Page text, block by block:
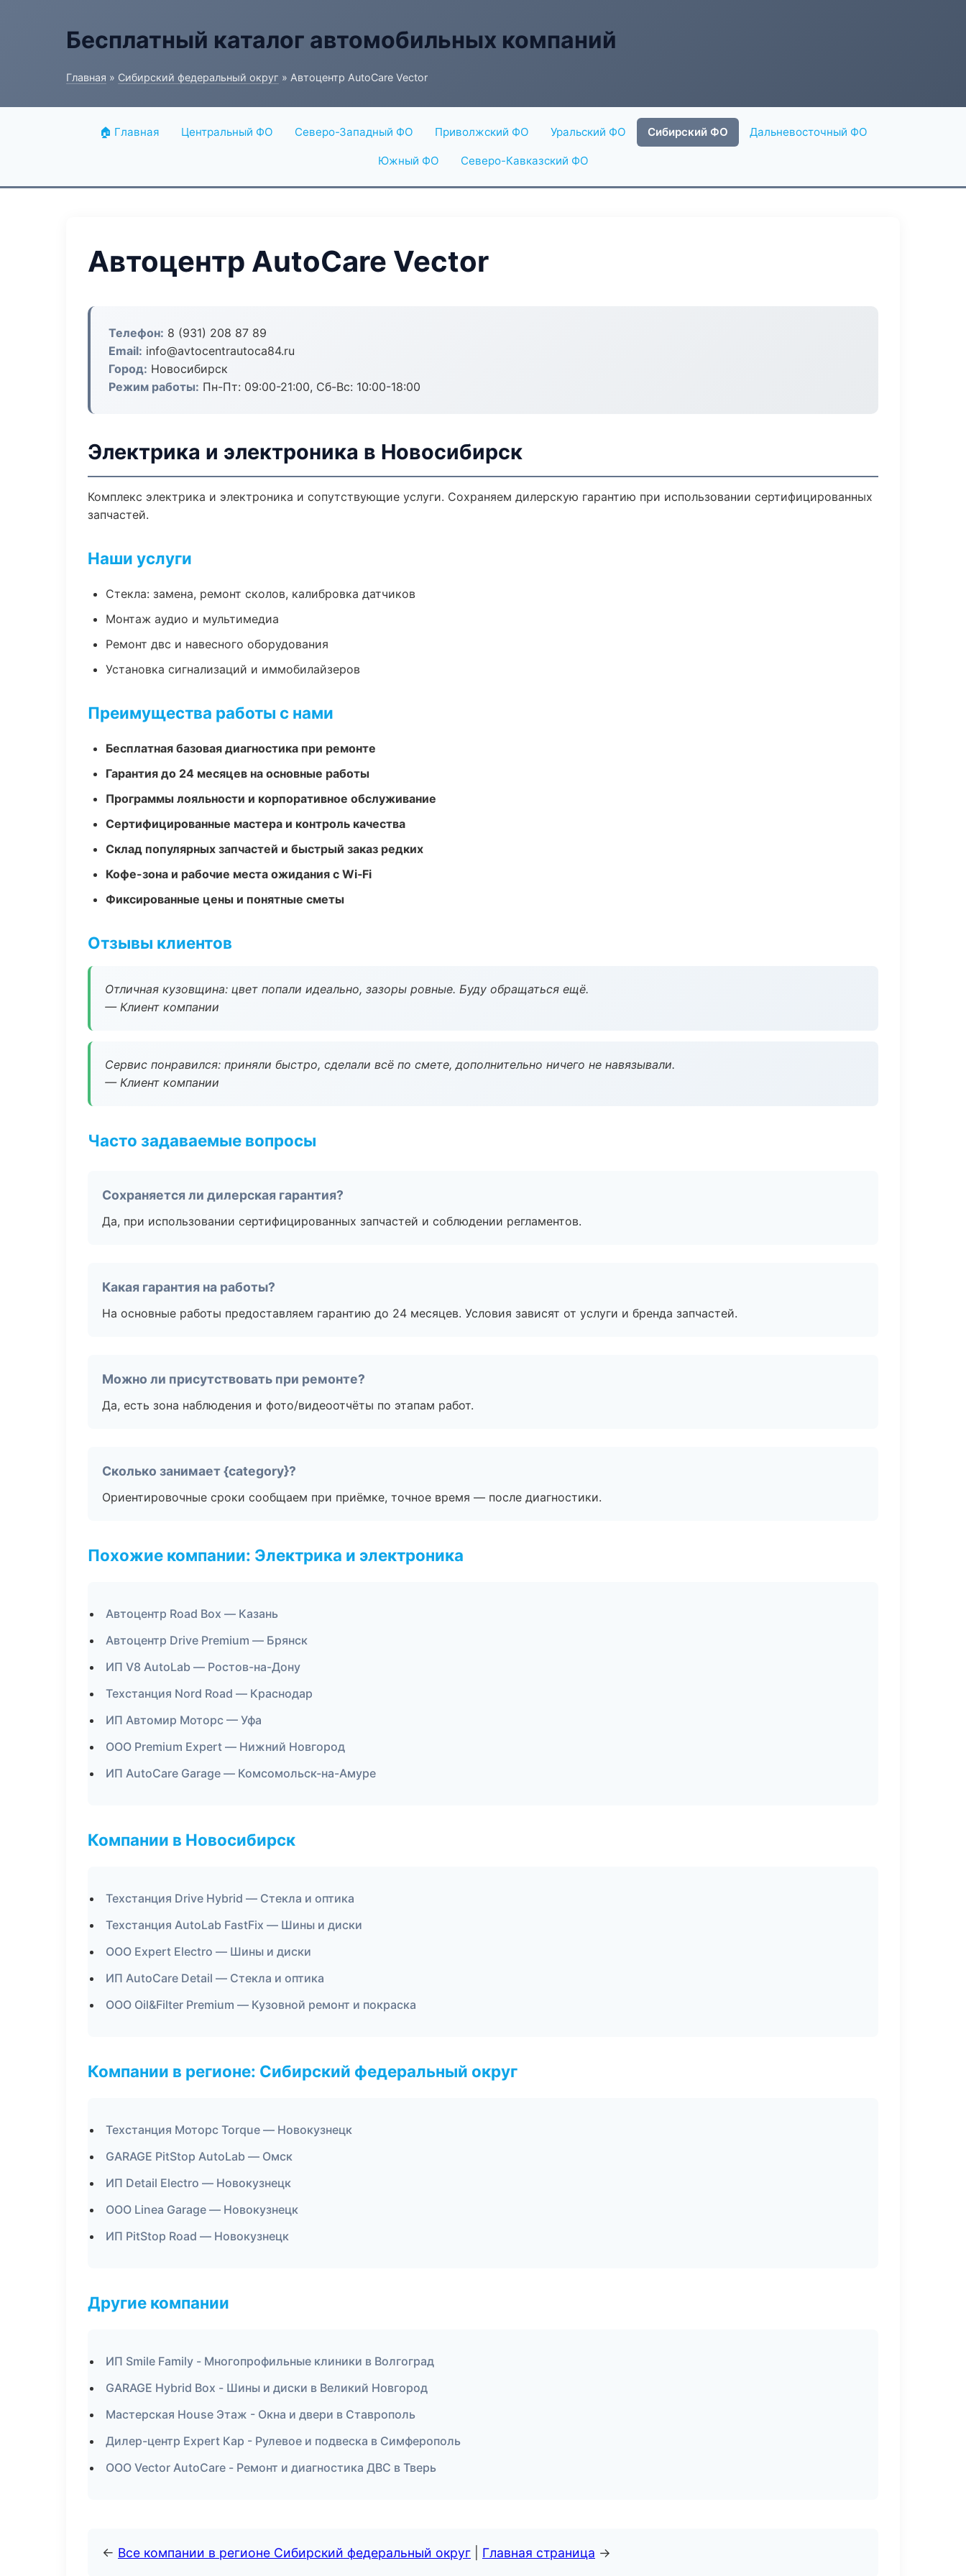
Бесплатный каталог автомобильных компаний
Главная » Сибирский федеральный округ » Автоцентр AutoCare Vector
🏠 Главная Центральный ФО Северо-Западный ФО Приволжский ФО Уральский ФО Сибирский ФО Дальневосточный ФО
Южный ФО Северо-Кавказский ФО
Автоцентр AutoCare Vector
Телефон: 8 (931) 208 87 89
Email: info@avtocentrautoca84.ru
Город: Новосибирск
Режим работы: Пн-Пт: 09:00-21:00, Сб-Вс: 10:00-18:00
Электрика и электроника в Новосибирск
Комплекс электрика и электроника и сопутствующие услуги. Сохраняем дилерскую гарантию при использовании сертифицированных
запчастей.
Наши услуги
Стекла: замена, ремонт сколов, калибровка датчиков
Монтаж аудио и мультимедиа
Ремонт двс и навесного оборудования
Установка сигнализаций и иммобилайзеров
Преимущества работы с нами
Бесплатная базовая диагностика при ремонте
Гарантия до 24 месяцев на основные работы
Программы лояльности и корпоративное обслуживание
Сертифицированные мастера и контроль качества
Склад популярных запчастей и быстрый заказ редких
Кофе-зона и рабочие места ожидания с Wi‑Fi
Фиксированные цены и понятные сметы
Отзывы клиентов
Отличная кузовщина: цвет попали идеально, зазоры ровные. Буду обращаться ещё.
— Клиент компании
Сервис понравился: приняли быстро, сделали всё по смете, дополнительно ничего не навязывали.
— Клиент компании
Часто задаваемые вопросы
Сохраняется ли дилерская гарантия?
Да, при использовании сертифицированных запчастей и соблюдении регламентов.
Какая гарантия на работы?
На основные работы предоставляем гарантию до 24 месяцев. Условия зависят от услуги и бренда запчастей.
Можно ли присутствовать при ремонте?
Да, есть зона наблюдения и фото/видеоотчёты по этапам работ.
Сколько занимает {category}?
Ориентировочные сроки сообщаем при приёмке, точное время — после диагностики.
Похожие компании: Электрика и электроника
Автоцентр Road Box — Казань
Автоцентр Drive Premium — Брянск
ИП V8 AutoLab — Ростов-на-Дону
Техстанция Nord Road — Краснодар
ИП Автомир Моторс — Уфа
ООО Premium Expert — Нижний Новгород
ИП AutoCare Garage — Комсомольск-на-Амуре
Компании в Новосибирск
Техстанция Drive Hybrid — Стекла и оптика
Техстанция AutoLab FastFix — Шины и диски
ООО Expert Electro — Шины и диски
ИП AutoCare Detail — Стекла и оптика
ООО Oil&Filter Premium — Кузовной ремонт и покраска
Компании в регионе: Сибирский федеральный округ
Техстанция Моторс Torque — Новокузнецк
GARAGE PitStop AutoLab — Омск
ИП Detail Electro — Новокузнецк
ООО Linea Garage — Новокузнецк
ИП PitStop Road — Новокузнецк
Другие компании
ИП Smile Family - Многопрофильные клиники в Волгоград
GARAGE Hybrid Box - Шины и диски в Великий Новгород
Мастерская House Этаж - Окна и двери в Ставрополь
Дилер-центр Expert Кар - Рулевое и подвеска в Симферополь
ООО Vector AutoCare - Ремонт и диагностика ДВС в Тверь
← Все компании в регионе Сибирский федеральный округ Главная страница →